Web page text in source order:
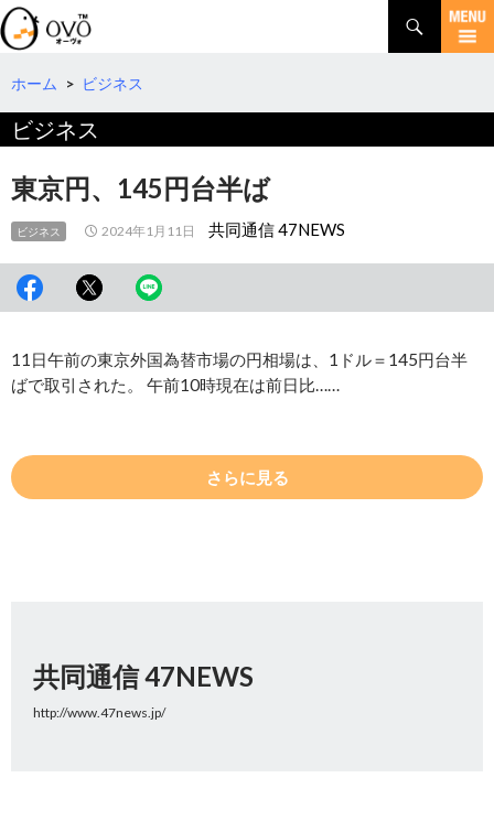
検
索
コ
テ
へ
移
動
ホーム > ビジネス
ビジネス
東京円、145円台半ば
ビジネス 2024年1月11日 共同通信 47NEWS
11日午前の東京外国為替市場の円相場は、1ドル＝145円台半
ばで取引された。 午前10時現在は前日比……
さらに見る
共同通信 47NEWS
http://www.47news.jp/